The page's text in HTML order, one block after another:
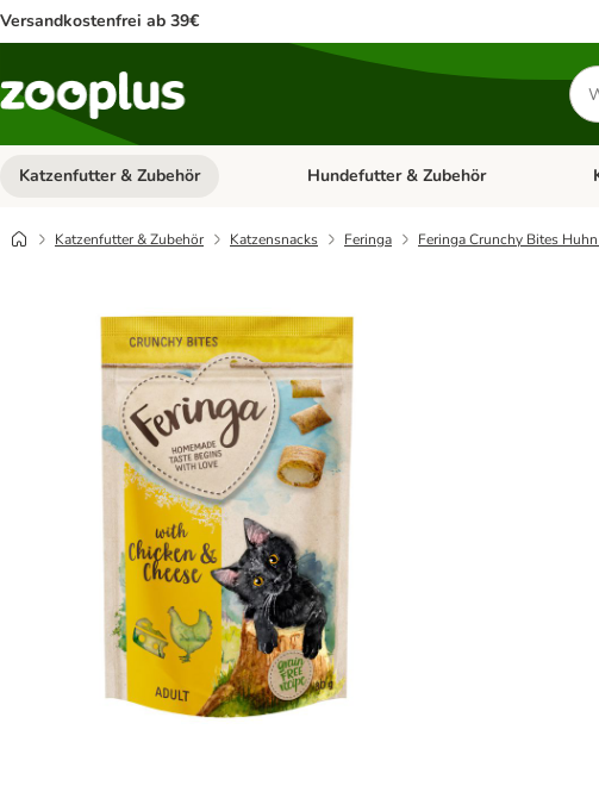
Versandkostenfrei ab 39€
Katzenfutter & Zubehör Kategorie-Menü öffnen: Katzenfutter &
Hundefutter & Zubehör
Katzenfutter & Zubehör Katzensnacks Feringa Feringa Crunchy Bites